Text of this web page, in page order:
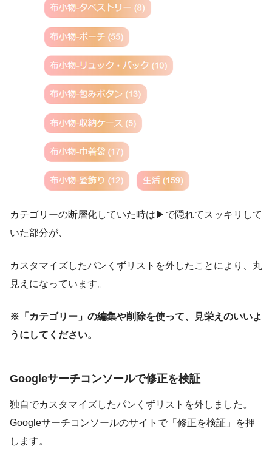
カテゴリーの断層化していた時は▶︎で隠れてスッキリして
いた部分が、
カスタマイズしたパンくずリストを外したことにより、丸
見えになっています。
※「カテゴリー」の編集や削除を使って、見栄えのいいよ
うにしてください。
Googleサーチコンソールで修正を検証
独自でカスタマイズしたパンくずリストを外しました。
Googleサーチコンソールのサイトで「修正を検証」を押
します。